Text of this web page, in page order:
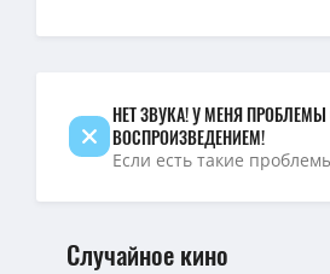
Граф Монте-Кристо (1 сезон: 1-8
НЕТ ЗВУКА! У МЕНЯ ПРОБЛЕМЫ
ВОСПРОИЗВЕДЕНИЕМ!
Если есть такие
Случайное кино